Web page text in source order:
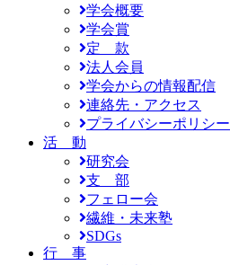
学会概要
学会賞
定 款
法人会員
学会からの情報配信
連絡先・アクセス
プライバシーポリシー
活 動
研究会
支 部
フェロー会
繊維・未来塾
SDGs
行 事